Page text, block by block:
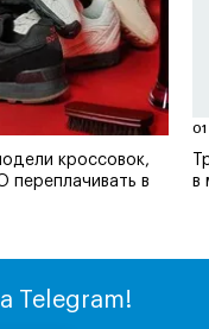
кроссовок,
в
в
Telegram!